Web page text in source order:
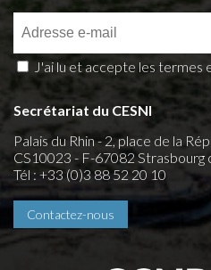
J'ai lu et accepte les termes
Secrétariat du CESNI
Palais du Rhin - 2, place de la
CS10023 - F-67082 Strasbourg
Tél : +33 (0)3 88 52 20 10
Contactez-nous